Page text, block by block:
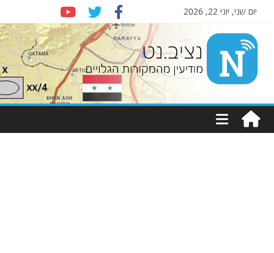
יום שני, יוני 22, 2026
Nziv.net
מודיעין
מהמקורות